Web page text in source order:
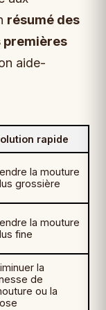
résumé des
premières
aide-
rapide
la mouture
grossière
la mouture
fine
la
de
ou la